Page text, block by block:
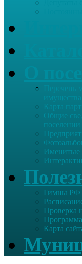
Перечень
имущества
Карта
Общие
поселении
Именитые
Гимны РФ
Проверка
Карта